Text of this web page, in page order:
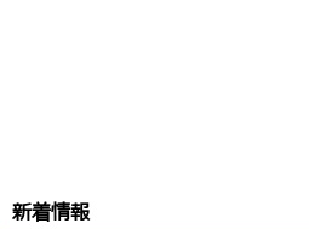
新着情報